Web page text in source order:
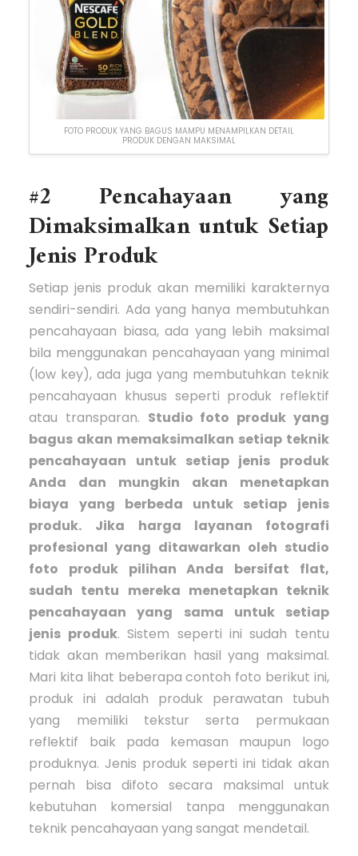
FOTO PRODUK YANG BAGUS MAMPU MENAMPILKAN DETAIL
PRODUK DENGAN MAKSIMAL
#2 Pencahayaan yang
Dimaksimalkan untuk Setiap
Jenis Produk
Setiap jenis produk akan memiliki karakternya
sendiri-sendiri. Ada yang hanya membutuhkan
pencahayaan biasa, ada yang lebih maksimal
bila menggunakan pencahayaan yang minimal
(low key), ada juga yang membutuhkan teknik
pencahayaan khusus seperti produk reflektif
atau transparan. Studio foto produk yang
bagus akan memaksimalkan setiap teknik
pencahayaan untuk setiap jenis produk
Anda dan mungkin akan menetapkan
biaya yang berbeda untuk setiap jenis
produk.
Jika harga layanan fotografi
profesional yang ditawarkan oleh studio
foto produk pilihan Anda bersifat flat,
sudah tentu mereka menetapkan teknik
pencahayaan yang sama untuk setiap
jenis produk. Sistem seperti ini sudah tentu
tidak akan memberikan hasil yang maksimal.
Mari kita lihat beberapa contoh foto berikut ini,
produk ini adalah produk perawatan tubuh
yang memiliki tekstur serta permukaan
reflektif baik pada kemasan maupun logo
produknya. Jenis produk seperti ini tidak akan
pernah bisa difoto secara maksimal untuk
kebutuhan komersial tanpa menggunakan
teknik pencahayaan yang sangat mendetail.